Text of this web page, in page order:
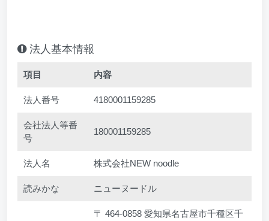
法人基本情報
項目 内容
法人番号 4180001159285
会社法人等番
号
180001159285
法人名 株式会社NEW noodle
読みかな ニューヌードル
〒 464-0858 愛知県名古屋市千種区千